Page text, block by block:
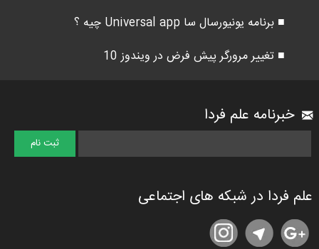
■ برنامه یونیورسال سا Universal app چیه ؟
■ تغییر مرورگر پیش فرض در ویندوز 10
خبرنامه علم فردا
علم فردا در شبکه های اجتماعی